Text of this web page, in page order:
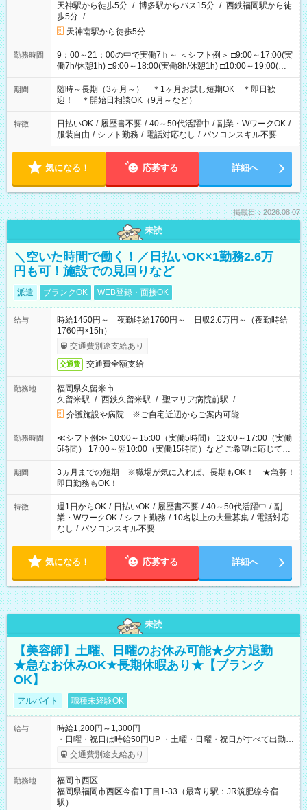
天神駅から徒歩5分 / 博多駅からバス15分 / 西鉄福岡駅から徒
歩5分 / …
天神南駅から徒歩5分
勤務時間
9：00～21：00の中で実働7ｈ～ ＜シフト例＞ □9:00～17:00(実
働7h/休憩1h) □9:00～18:00(実働8h/休憩1h) □10:00～19:00(実
働8h/休憩1h) □11:00～20:00(実働8h/休憩1h) □12:00～20:00(実
働7h/休憩1h) □12:00～21:00(実働7h/休憩1h) ＊固定OK ＊選べ
る時間帯！
期間
随時～長期（3ヶ月～） ＊1ヶ月お試し短期OK ＊即日歓
迎！ ＊開始日相談OK（9月～など）
特徴 日払いOK / 履歴書不要 / 40～50代活躍中 / 副業・WワークOK /
服装自由 / シフト勤務 / 電話対応なし / パソコンスキル不要
気になる！ 応募する 詳細へ
掲載日：2026.08.07
未読
＼空いた時間で働く！／日払いOK×1勤務2.6万
円も可！施設での見回りなど
派遣 ブランクOK WEB登録・面接OK
給与
時給1450円～ 夜勤時給1760円～ 日収2.6万円～（夜勤時給
1760円×15h）
交通費別途支給あり
交通費 交通費全額支給
勤務地
福岡県久留米市
久留米駅 / 西鉄久留米駅 / 聖マリア病院前駅 / …
介護施設や病院 ※ご自宅近辺からご案内可能
勤務時間
≪シフト例≫ 10:00～15:00（実働5時間） 12:00～17:00（実働
5時間） 17:00～翌10:00（実働15時間）など ご希望に応じて、
働く時間は調整できます！ お気軽に担当へ相談ください！
期間
3ヵ月までの短期 ※職場が気に入れば、長期もOK！ ★急募！
即日勤務もOK！
特徴 週1日からOK / 日払いOK / 履歴書不要 / 40～50代活躍中 / 副
業・WワークOK / シフト勤務 / 10名以上の大量募集 / 電話対応
なし / パソコンスキル不要
気になる！ 応募する 詳細へ
未読
【美容師】土曜、日曜のお休み可能★夕方退勤
★急なお休みOK★長期休暇あり★【ブランク
OK】
アルバイト 職種未経験OK
給与
時給1,200円～1,300円
・日曜・祝日は時給50円UP ・土曜・日曜・祝日がすべて出勤可
能な方は、日曜・祝日の時給1,300円（入社から半年間は時給
1,250円になります) 【試用期間】試用期間あり 試用期間の長
ます。 雇用形態：本採用時と同じです。 給与：時給 1,200
円 ～ 1,250円
交通費別途支給あり
勤務地
福岡市西区
福岡県福岡市西区今宿1丁目1-33（最寄り駅：JR筑肥線今宿
駅）